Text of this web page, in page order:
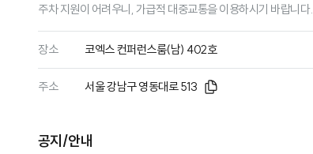
주차 지원이 어려우니, 가급적 대중교통을 이용하시기 바랍니다.
장소 코엑스 컨퍼런스룸(남) 402호
주소 서울 강남구 영동대로 513
공지/안내